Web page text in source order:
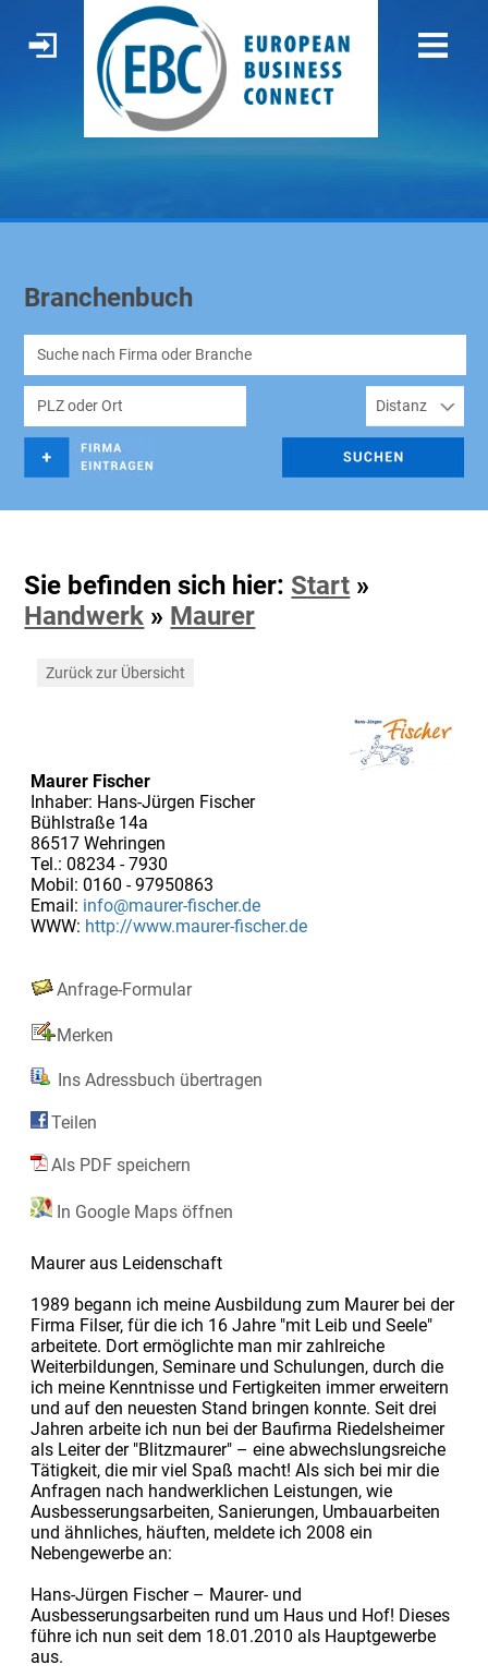
Branchenbuch
Sie befinden sich hier: Start »
Handwerk » Maurer
Zurück zur Übersicht
Maurer Fischer
Inhaber: Hans-Jürgen Fischer
Bühlstraße 14a
86517 Wehringen
Tel.: 08234 - 7930
Mobil: 0160 - 97950863
Email: info@maurer-fischer.de
WWW: http://www.maurer-fischer.de
Anfrage-Formular
Merken
Ins Adressbuch übertragen
Teilen
Als PDF speichern
In Google Maps öffnen
Maurer aus Leidenschaft
1989 begann ich meine Ausbildung zum Maurer bei der
Firma Filser, für die ich 16 Jahre "mit Leib und Seele"
arbeitete. Dort ermöglichte man mir zahlreiche
Weiterbildungen, Seminare und Schulungen, durch die
ich meine Kenntnisse und Fertigkeiten immer erweitern
und auf den neuesten Stand bringen konnte. Seit drei
Jahren arbeite ich nun bei der Baufirma Riedelsheimer
als Leiter der "Blitzmaurer" – eine abwechslungsreiche
Tätigkeit, die mir viel Spaß macht! Als sich bei mir die
Anfragen nach handwerklichen Leistungen, wie
Ausbesserungsarbeiten, Sanierungen, Umbauarbeiten
und ähnliches, häuften, meldete ich 2008 ein
Nebengewerbe an:
Hans-Jürgen Fischer – Maurer- und
Ausbesserungsarbeiten rund um Haus und Hof! Dieses
führe ich nun seit dem 18.01.2010 als Hauptgewerbe
aus.